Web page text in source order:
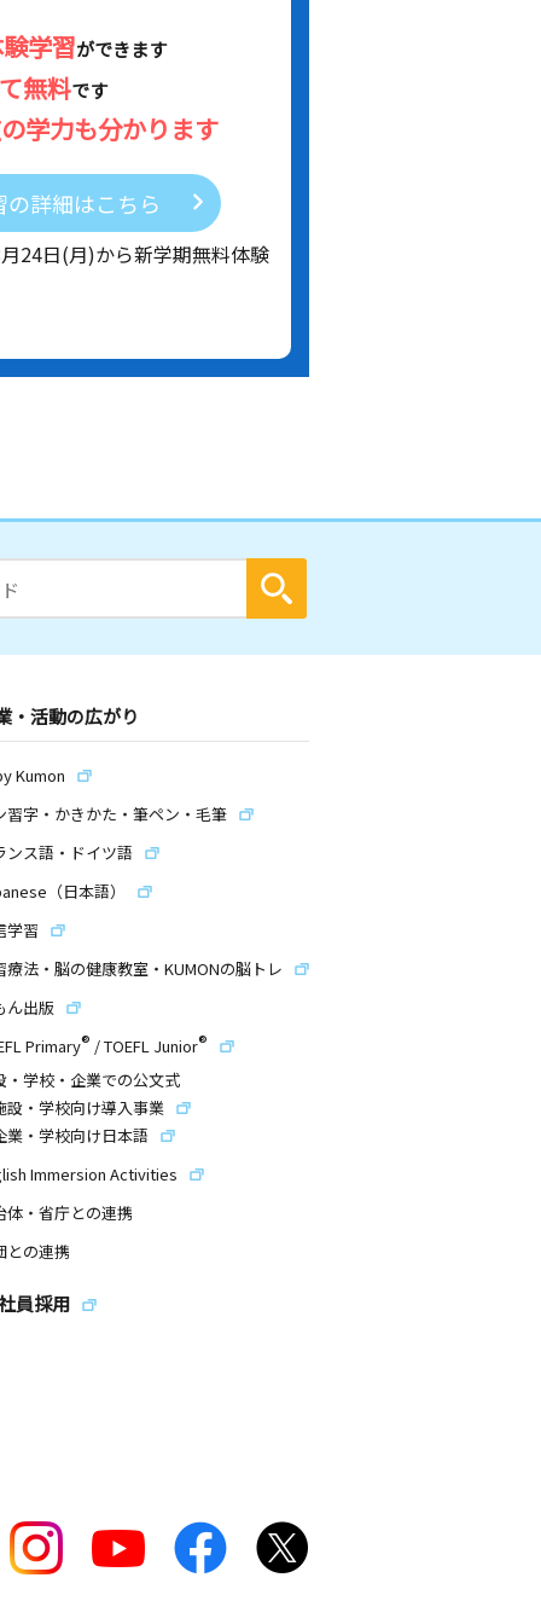
学習ができます
無料です
学力も分かります
詳細はこちら
24日(月)から新学期無料体験
・活動の広がり
Kumon
習字・かきかた・筆ペン・毛筆
ンス語・ドイツ語
（日本語）
学習
療法・脳の健康教室・KUMONの脳トレ
ん出版
Primary® /TOEFL Junior®
・学校・企業での公文式
設・学校向け導入事業
業・学校向け日本語
Immersion Activities
体・省庁との連携
との連携
員採用